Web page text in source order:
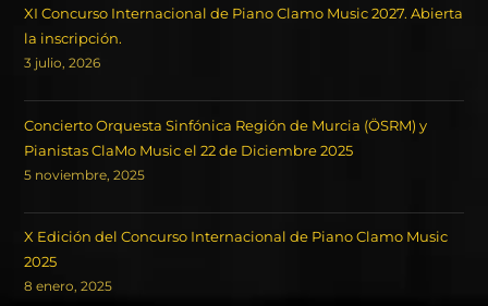
XI Concurso Internacional de Piano Clamo Music 2027. Abierta
la inscripción.
3 julio, 2026
Concierto Orquesta Sinfónica Región de Murcia (ÖSRM) y
Pianistas ClaMo Music el 22 de Diciembre 2025
5 noviembre, 2025
X Edición del Concurso Internacional de Piano Clamo Music
2025
8 enero, 2025